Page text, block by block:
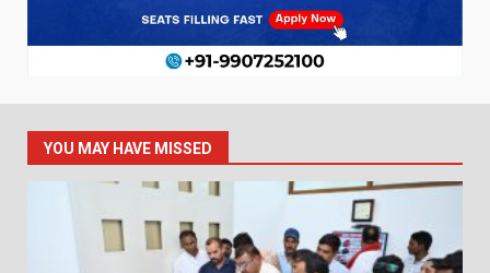
YOU MAY HAVE MISSED